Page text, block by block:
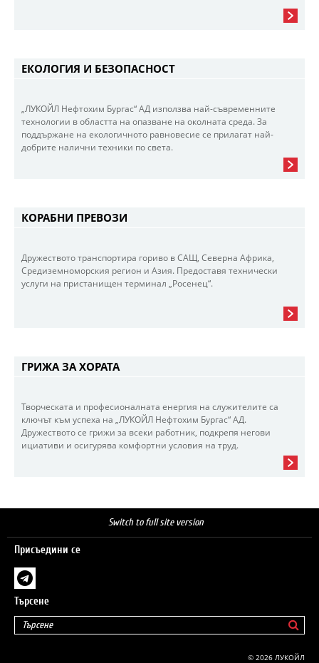
ЕКОЛОГИЯ И БЕЗОПАСНОСТ
„ЛУКОЙЛ Нефтохим Бургас“ АД използва най-съвременните
технологии в областта на опазване на околната среда. За
поддържане на екологичното равновесие се прилагат най-
добрите налични техники по света.
КОРАБНИ ПРЕВОЗИ
Дружеството транспортира гориво в САЩ, Северна Африка,
Средиземноморския регион и Азия. Предоставя технически
услуги на пристанищен терминал „Росенец“.
ГРИЖА ЗА ХОРАТА
Творческата и професионалната енергия на служителите са
ключът към успеха на „ЛУКОЙЛ Нефтохим Бургас“ АД.
Дружеството се грижи за всеки работник, подкрепя негови
ициативи и осигурява комфортни условия на труд.
Switch to full site version
Присъедини се
Търсене
© 2026 ЛУКОЙЛ